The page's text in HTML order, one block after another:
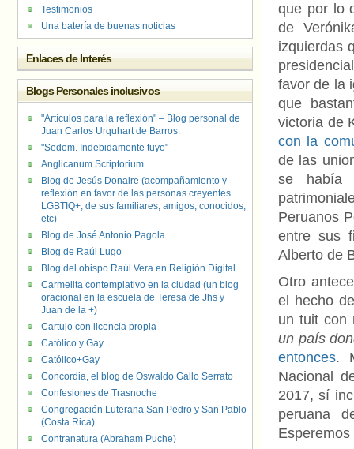
que por lo
de
izquierdas
favor de la
que
victoria de
con la
de las
se había
Peruanos
entre sus
Alberto de
Otro
el hecho
un tuit con
un país
entonces.
Nacional
2017, sí
peruana
Testimonios
Una batería de buenas noticias
Enlaces de Interés
Blogs Personales inclusivos
"Artículos para la reflexión" – Blog personal de
Juan Carlos Urquhart de Barros.
"Sedom. Indebidamente tuyo"
Anglicanum Scriptorium
Blog de Jesús Donaire (acompañamiento y
reflexión en favor de las personas creyentes
LGBTIQ+, de sus familiares, amigos, conocidos,
etc)
Blog de José Antonio Pagola
Blog de Raúl Lugo
Blog del obispo Raúl Vera en Religión Digital
Carmelita contemplativo en la ciudad (un blog
oracional en la escuela de Teresa de Jhs y
Juan de la +)
Cartujo con licencia propia
Católico y Gay
Católico+Gay
Concordia, el blog de Oswaldo Gallo Serrato
Confesiones de Trasnoche
Congregación Luterana San Pedro y San Pablo
(Costa Rica)
Contranatura (Abraham Puche)